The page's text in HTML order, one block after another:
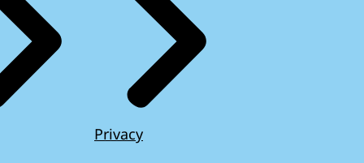
Privacy